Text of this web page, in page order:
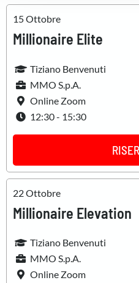
raccolto dal suo utilizzo dei
15 Ottobre
Millionaire Elite
Tiziano Benvenuti
MMO S.p.A.
Online Zoom
12:30 - 15:30
22 Ottobre
Millionaire Elevation
Tiziano Benvenuti
MMO S.p.A.
Online Zoom